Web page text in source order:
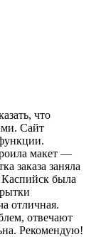
что
Сайт
макет —
заказа заняла
Каспийск была
отличная.
отвечают
Рекомендую!